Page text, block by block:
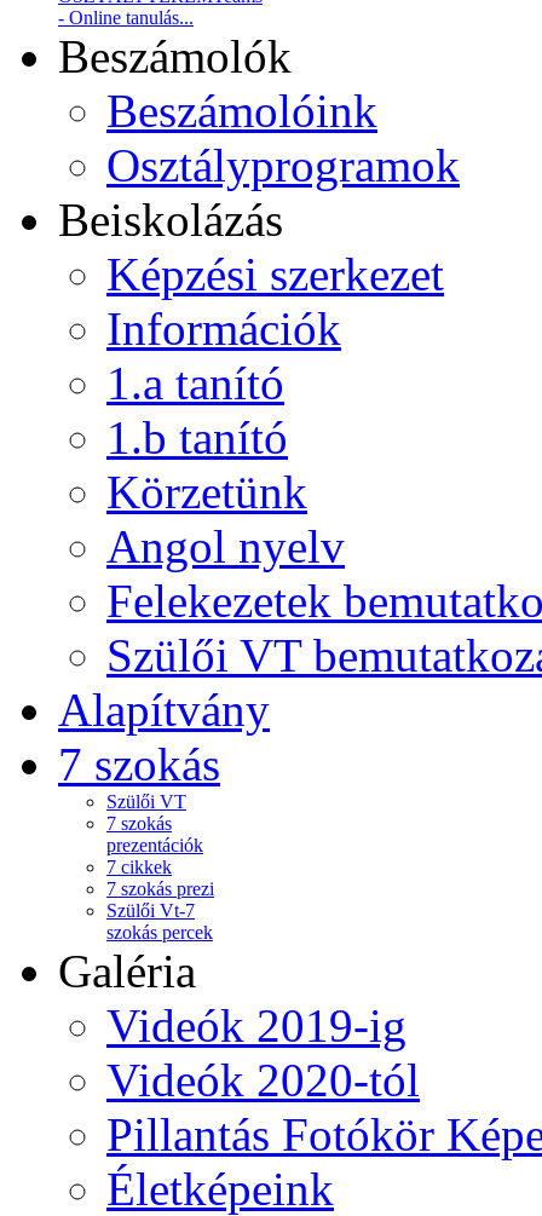
- Online tanulás...
Beszámolók
Beszámolóink
Osztályprogramok
Beiskolázás
Képzési szerkezet
Információk
1.a tanító
1.b tanító
Körzetünk
Angol nyelv
Felekezetek
Szülői VT
Alapítvány
7 szokás
Szülői VT
7 szokás
prezentációk
7 cikkek
7 szokás prezi
Szülői Vt-7
szokás percek
Galéria
Videók 2019-ig
Videók 2020-tól
Pillantás Fotókör
Életképeink